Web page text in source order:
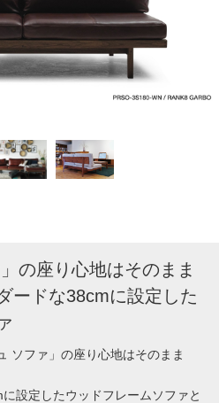
の座り心地はそのまま
ードな38cmに設定した
ソファ」の座り心地はそのまま
設定したウッドフレームソファと